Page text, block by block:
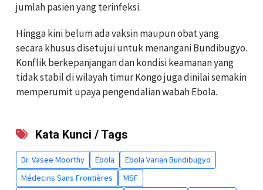
jumlah pasien yang terinfeksi.
Hingga kini belum ada vaksin maupun obat yang
secara khusus disetujui untuk menangani Bundibugyo.
Konflik berkepanjangan dan kondisi keamanan yang
tidak stabil di wilayah timur Kongo juga dinilai semakin
memperumit upaya pengendalian wabah Ebola.
Kata Kunci / Tags
Dr. Vasee Moorthy Ebola
Ebola Varian Bundibugyo
Médecins Sans Frontières
MSF